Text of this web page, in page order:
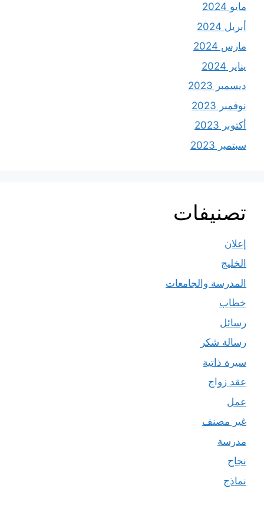
مايو 2024
أبريل 2024
مارس 2024
يناير 2024
ديسمبر 2023
نوفمبر 2023
أكتوبر 2023
سبتمبر 2023
تصنيفات
إعلان
الخليج
المدرسة والجامعات
خطاب
رسائل
رسالة شكر
سيرة ذاتية
عقد زواج
عمل
غير مصنف
مدرسة
نجاح
نماذج